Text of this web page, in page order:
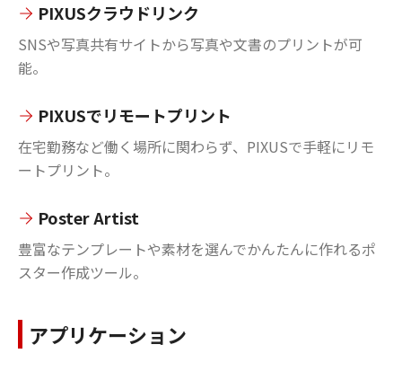
PIXUSクラウドリンク
SNSや写真共有サイトから写真や文書のプリントが可
能。
PIXUSでリモートプリント
在宅勤務など働く場所に関わらず、PIXUSで手軽にリモ
ートプリント。
Poster Artist
豊富なテンプレートや素材を選んでかんたんに作れるポ
スター作成ツール。
アプリケーション